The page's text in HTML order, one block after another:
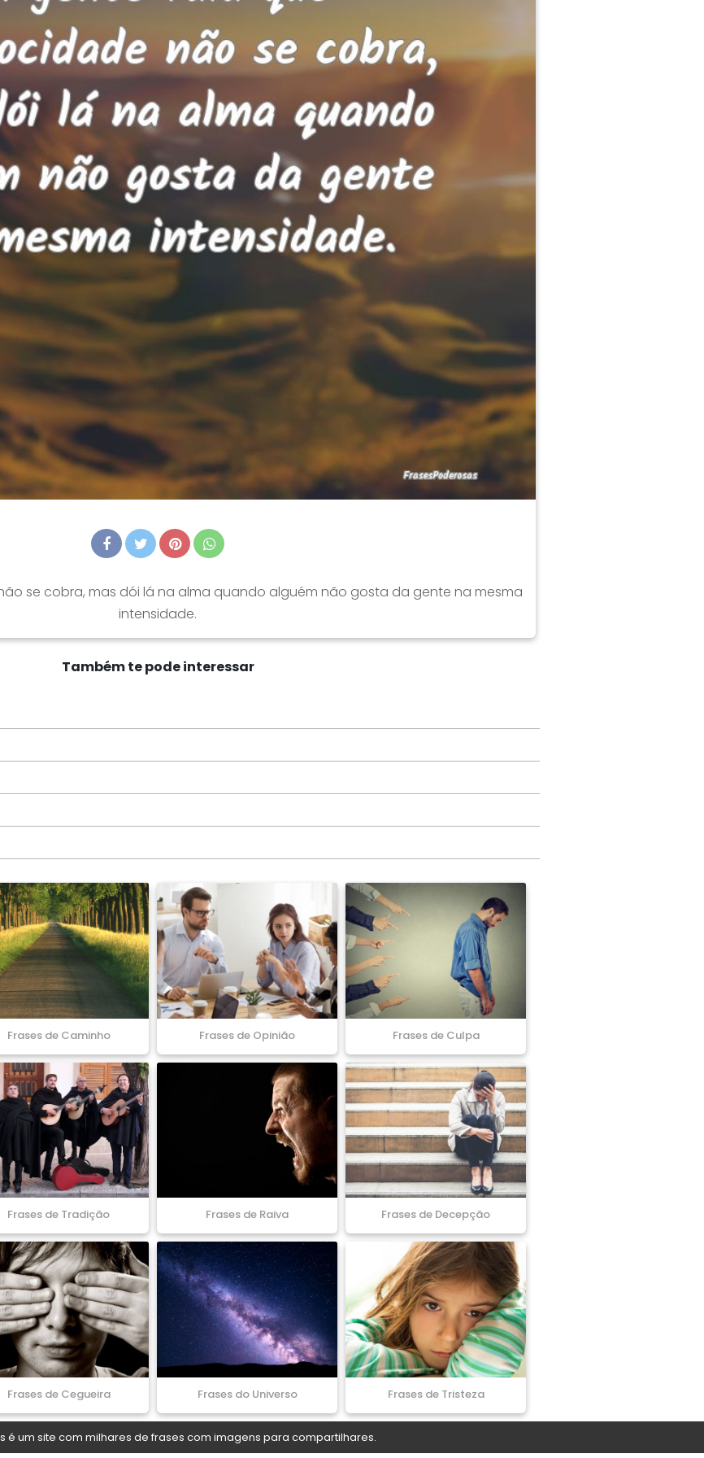
se cobra, mas dói lá na alma quando alguém não gosta da gente na mesma
intensidade.
Também te pode interessar
Frases de Caminho Frases de Opinião Frases de Culpa
Frases de Tradição Frases de Raiva Frases de Decepção
Frases de Cegueira Frases do Universo Frases de Tristeza
é um site com milhares de frases com imagens para compartilhares.